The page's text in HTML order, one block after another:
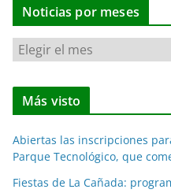
Noticias por meses
N
o
t
i
a
s
Más visto
Abiertas las inscripciones
Parque Tecnológico, que
Fiestas de La Cañada: